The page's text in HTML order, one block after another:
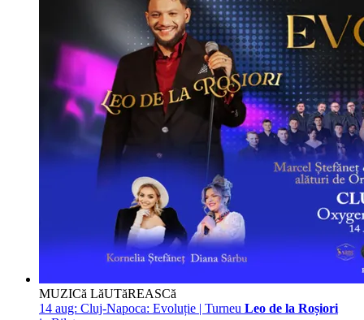
MUZICă LăUTăREASCă
14 aug: Cluj-Napoca: Evoluție | Turneu Leo de la Roșiori